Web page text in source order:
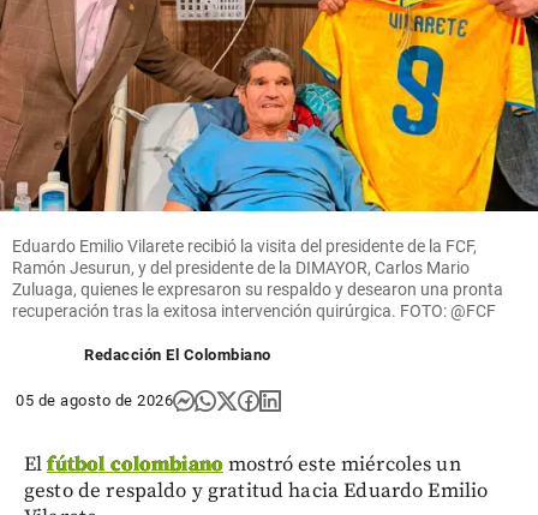
Eduardo Emilio Vilarete recibió la visita del presidente de la FCF,
Ramón Jesurun, y del presidente de la DIMAYOR, Carlos Mario
Zuluaga, quienes le expresaron su respaldo y desearon una pronta
recuperación tras la exitosa intervención quirúrgica. FOTO: @FCF
Redacción El Colombiano
05 de agosto de 2026
Elfútbol colombianomostró este miércoles un
gesto de respaldo y gratitud hacia Eduardo Emilio